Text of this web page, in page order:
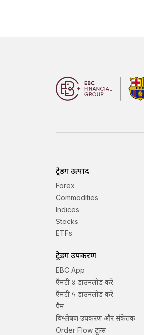
ट्रेडिंग उत्पाद
Forex
Commodities
Indices
Stocks
ETFs
ट्रेडिंग उपकरण
EBC App
ऍमटी ४ डाउनलोड करें
ऍमटी ५ डाउनलोड करें
पैम
विश्लेषण उपकरण और संकेतक
Order Flow टूल्स